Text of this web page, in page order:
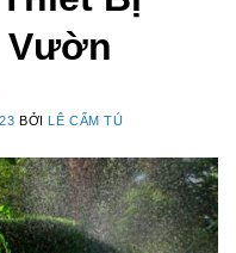
Vườn
BỞI LÊ CẨM TÚ